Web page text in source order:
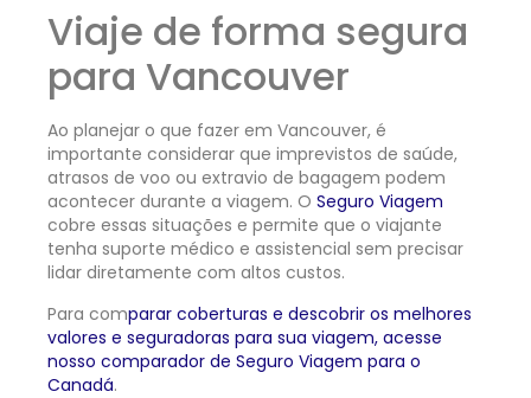
Viaje de forma segura
para Vancouver
Ao planejar o que fazer em Vancouver, é
importante considerar que imprevistos de saúde,
atrasos de voo ou extravio de bagagem podem
acontecer durante a viagem. O Seguro Viagem
cobre essas situações e permite que o viajante
tenha suporte médico e assistencial sem precisar
lidar diretamente com altos custos.
Para comparar coberturas e descobrir os melhores
valores e seguradoras para sua viagem, acesse
nosso comparador de Seguro Viagem para o
Canadá.